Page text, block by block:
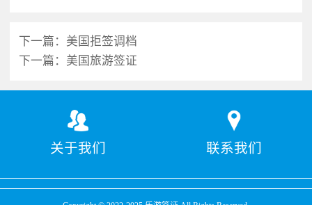
下一篇： 美国拒签调档
下一篇： 美国旅游签证
关于我们 联系我们